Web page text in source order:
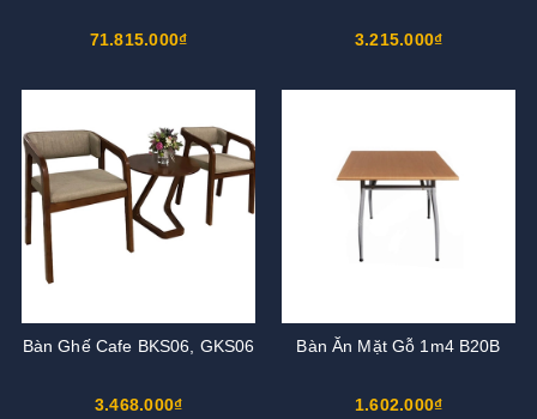
71.815.000₫ 3.215.000₫
Bàn Ghế Cafe BKS06, GKS06
3.468.000₫
Bàn Ăn Mặt Gỗ 1m4 B20B
1.602.000₫